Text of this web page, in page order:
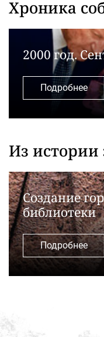
Хроника
2000 год.
Подробнее
Из истории
Создание
библиотеки
Подробнее